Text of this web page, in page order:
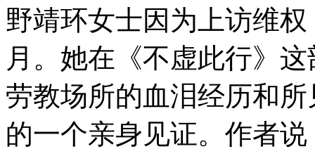
野靖环女士因为上访维
月。她在《不虚此行》
劳教场所的血泪经历和
的一个亲身见证。作者